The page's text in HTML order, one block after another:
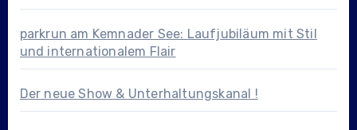
parkrun am Kemnader See: Laufjubiläum mit Stil
und internationalem Flair
Der neue Show & Unterhaltungskanal !